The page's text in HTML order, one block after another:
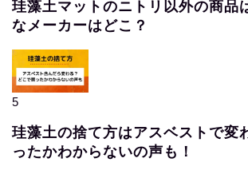
珪藻土マットのニトリ以外の商品
なメーカーはどこ？
5
珪藻土の捨て方はアスベストで変
ったかわからないの声も！